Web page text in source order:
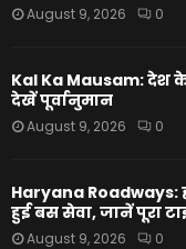
August 9, 2026 0
Kal Ka Mausam: देश
देखें पूर्वानुमान
August 9, 2026 0
Haryana Roadways:
हुई बस सेवा, जानें पूरा
August 9, 2026 0